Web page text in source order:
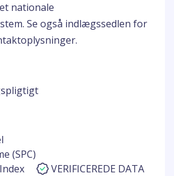
nationale
Se også indlægssedlen for
(SPC)
VERIFICEREDE DATA